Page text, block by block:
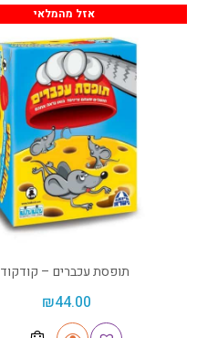
אזל מהמלאי
תופסת עכברים – קודקוד
₪44.00